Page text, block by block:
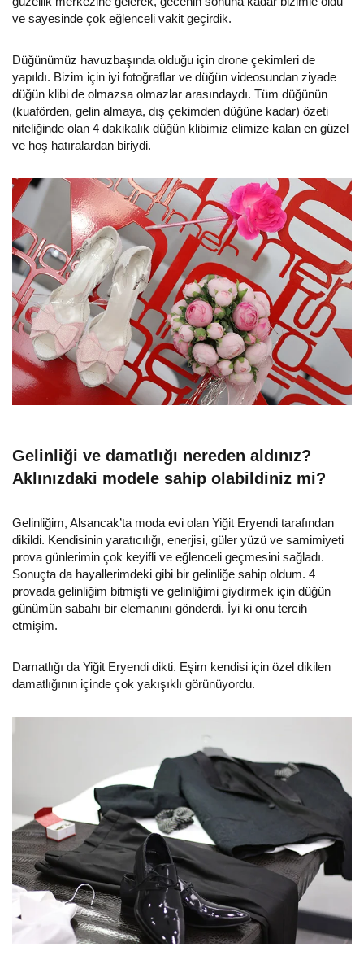
ve sayesinde çok eğlenceli vakit geçirdik.
Düğünümüz havuzbaşında olduğu için drone çekimleri de
yapıldı. Bizim için iyi fotoğraflar ve düğün videosundan ziyade
düğün klibi de olmazsa olmazlar arasındaydı. Tüm düğünün
(kuaförden, gelin almaya, dış çekimden düğüne kadar) özeti
niteliğinde olan 4 dakikalık düğün klibimiz elimize kalan en güzel
ve hoş hatıralardan biriydi.
Gelinliği ve damatlığı nereden aldınız?
Aklınızdaki modele sahip olabildiniz mi?
Gelinliğim, Alsancak’ta moda evi olan Yiğit Eryendi tarafından
dikildi. Kendisinin yaratıcılığı, enerjisi, güler yüzü ve samimiyeti
prova günlerimin çok keyifli ve eğlenceli geçmesini sağladı.
Sonuçta da hayallerimdeki gibi bir gelinliğe sahip oldum. 4
provada gelinliğim bitmişti ve gelinliğimi giydirmek için düğün
günümün sabahı bir elemanını gönderdi. İyi ki onu tercih
etmişim.
Damatlığı da Yiğit Eryendi dikti. Eşim kendisi için özel dikilen
damatlığının içinde çok yakışıklı görünüyordu.